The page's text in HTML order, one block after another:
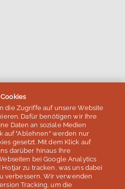
Studien
die Zugriffe auf unsere Website
Dafür benötigen wir Ihre
Daten an soziale Medien
auf "Ablehnen" werden nur
gesetzt. Mit dem Klick auf
darüber hinaus Ihre
bei Google Analytics
zu tracken, was uns dabei
verbessern. Wir verwenden
Tracking, um die